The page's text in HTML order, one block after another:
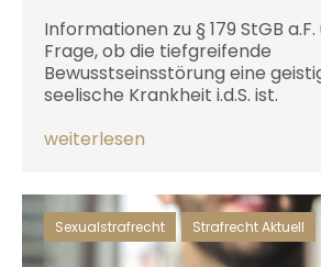
Informationen zu § 179 StGB
Frage, ob die tiefgreifende
Bewusstseinsstörung eine
seelische Krankheit i.d.S. ist.
weiterlesen
Sexualstrafrecht , Strafrecht Aktuell